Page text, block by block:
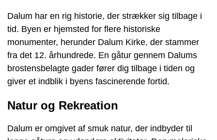
Dalum har en rig historie, der strækker sig tilbage i
tid. Byen er hjemsted for flere historiske
monumenter, herunder Dalum Kirke, der stammer
fra det 12. århundrede. En gåtur gennem Dalums
brostensbelagte gader fører dig tilbage i tiden og
giver et indblik i byens fascinerende fortid.
Natur og Rekreation
Dalum er omgivet af smuk natur, der indbyder til